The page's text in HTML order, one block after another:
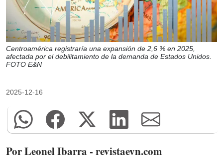
Centroamérica registraría una expansión de 2,6 % en 2025,
afectada por el debilitamiento de la demanda de Estados Unidos.
FOTO E&N
2025-12-16
Por Leonel Ibarra - revistaeyn.com